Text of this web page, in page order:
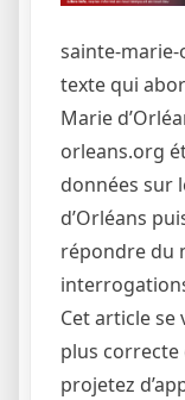
sainte-
texte qui
Marie
orleans.org
données sur
d’Orléans
répondre du
Cet article
plus correcte
projetez